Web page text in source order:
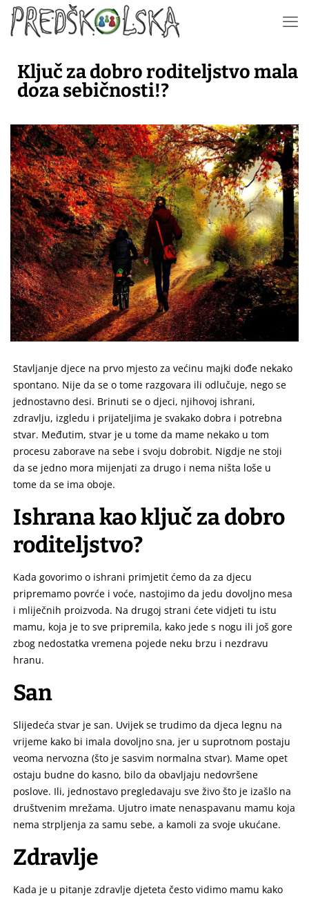
Ključ za dobro roditeljstvo mala
doza sebičnosti!?
Stavljanje djece na prvo mjesto za većinu majki dođe nekako
spontano. Nije da se o tome razgovara ili odlučuje, nego se
jednostavno desi. Brinuti se o djeci, njihovoj ishrani,
zdravlju, izgledu i prijateljima je svakako dobra i potrebna
stvar. Međutim, stvar je u tome da mame nekako u tom
procesu zaborave na sebe i svoju dobrobit. Nigdje ne stoji
da se jedno mora mijenjati za drugo i nema ništa loše u
tome da se ima oboje.
Ishrana kao ključ zadobro
roditeljstvo?
Kada govorimo o ishrani primjetit ćemo da za djecu
pripremamo povrće i voće, nastojimo da jedu dovoljno mesa
i mliječnih proizvoda. Na drugoj strani ćete vidjeti tu istu
mamu, koja je to sve pripremila, kako jede s nogu ili još gore
zbog nedostatka vremena pojede neku brzu i nezdravu
hranu.
San
Slijedeća stvar je san. Uvijek se trudimo da djeca legnu na
vrijeme kako bi imala dovoljno sna, jer u suprotnom postaju
veoma nervozna (što je sasvim normalna stvar). Mame opet
ostaju budne do kasno, bilo da obavljaju nedovršene
poslove. Ili, jednostavo pregledavaju sve živo što je izašlo na
društvenim mrežama. Ujutro imate nenaspavanu mamu koja
nema strpljenja za samu sebe, a kamoli za svoje ukućane.
Zdravlje
Kada je u pitanje zdravlje djeteta često vidimo mamu kako